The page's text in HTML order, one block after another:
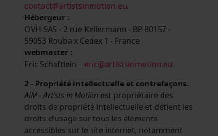
contact@artistsinmotion.eu.
Hébergeur :
OVH SAS - 2 rue Kellermann - BP 80157 -
59053 Roubaix Cedex 1 - France
webmaster :
Eric Schaftlein – eric@artistsinmotion.eu
2 - Propriété intellectuelle et contrefaçons.
AiM - Artists in Motion est propriétaire des
droits de propriété intellectuelle et détient les
droits d’usage sur tous les éléments
accessibles sur le site internet, notamment